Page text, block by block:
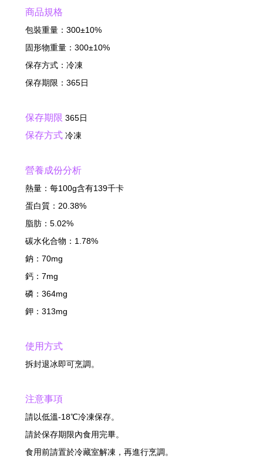
商品規格
包裝重量：300±10%
固形物重量：300±10%
保存方式：冷凍
保存期限：365日
保存期限 365日
保存方式 冷凍
營養成份分析
熱量：每100g含有139千卡
蛋白質：20.38%
脂肪：5.02%
碳水化合物：1.78%
鈉：70mg
鈣：7mg
磷：364mg
鉀：313mg
使用方式
拆封退冰即可烹調。
注意事項
請以低溫-18℃冷凍保存。
請於保存期限內食用完畢。
食用前請置於冷藏室解凍，再進行烹調。